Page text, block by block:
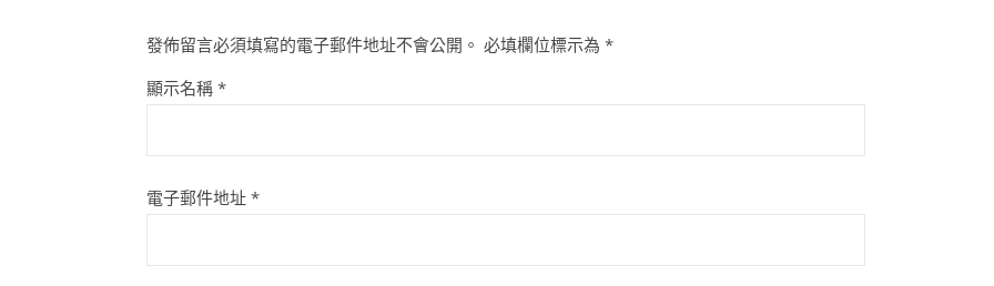
發佈留言必須填寫的電子郵件地址不會公開。 必填欄位標示為 *
顯示名稱 *
電子郵件地址 *